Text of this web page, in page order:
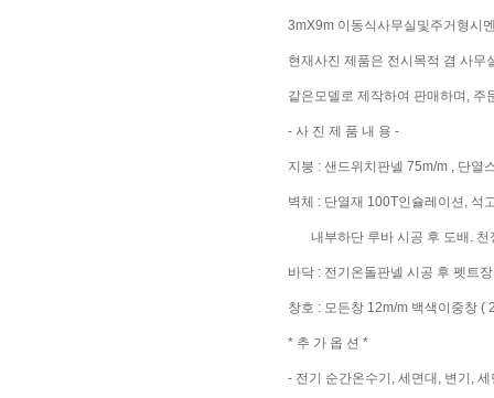
3mX9m 이동식사무실및주거형시
현재사진 제품은 전시목적 겸 사무
같은모델로 제작하여 판매하며, 주
- 사 진 제 품 내 용 -
지붕 : 샌드위치판넬 75m/m , 단열
벽체 : 단열재 100T인슐레이션, 석
내부하단 루바 시공 후 도배. 천
바닥 : 전기온돌판넬 시공 후 펫트
창호 : 모든창 12m/m 백색이중창 (
* 추 가 옵 션 *
- 전기 순간온수기, 세면대, 변기,